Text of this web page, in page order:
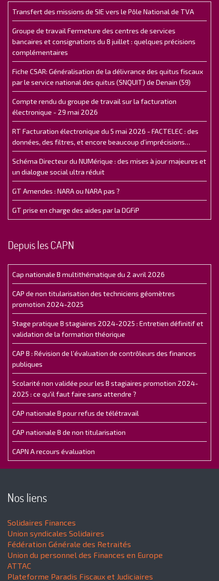
Transfert des missions de SIE vers le Pôle National de TVA
Groupe de travail Fermeture des centres de services
bancaires et consignations du 8 juillet : quelques précisions
complémentaires
Fiche CSAR: Généralisation de la délivrance des quitus fiscaux
par le service national des quitus (SNQUIT) de Denain (59)
Compte rendu du groupe de travail sur la facturation
électronique - 29 mai 2026
RT Facturation électronique du 5 mai 2026 - FACTELEC : des
données, des filtres, et encore beaucoup d’imprécisions…
Schéma Directeur du NUMérique : des mises à jour majeures et
un dialogue social ultra réduit
GT Amendes : NARA ou NARA pas ?
GT prise en charge des aides par la DGFiP
Depuis les CAPN
Cap nationale B multithématique du 2 avril 2026
CAP de non titularisation des techniciens géomètres
promotion 2024-2025
Stage pratique B stagiaires 2024-2025 : Entretien définitif et
validation de la formation théorique
CAP B : Révision de l’évaluation de contrôleurs des finances
publiques
Scolarité non validée pour les B stagiaires promotion 2024-
2025 : ce qu'il faut faire sans attendre ?
CAP nationale B pour refus de télétravail
CAP nationale B de non titularisation
CAPN A recours évaluation
Nos liens
Solidaires Finances
Union syndicales Solidaires
Fédération Générale des Retraités
Union du personnel des Finances en Europe
ATTAC
Plateforme Paradis Fiscaux et Judiciaires